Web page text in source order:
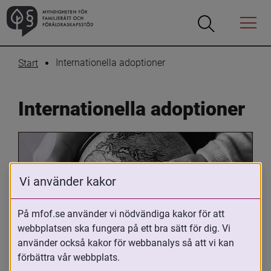
Öppna
Öppna
Menyn
Start Internationella adoptioner
Internationella adoptioner
Oavsett om du är adopterad,
adoptivförälder eller arbetar med
Vi använder kakor
På mfof.se använder vi nödvändiga kakor för att
webbplatsen ska fungera på ett bra sätt för dig. Vi
använder också kakor för webbanalys så att vi kan
förbättra vår webbplats.